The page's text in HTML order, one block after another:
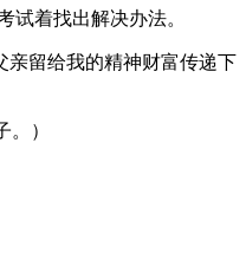
着找出解决办法。
亲留给我的精神财富传递下
）